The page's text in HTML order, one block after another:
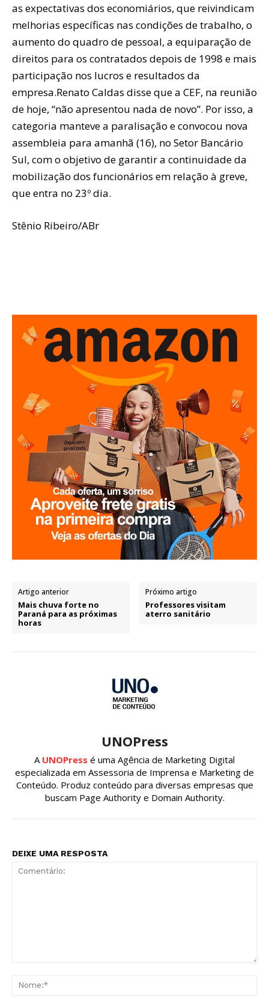
as expectativas dos economiários, que reivindicam
melhorias específicas nas condições de trabalho, o
aumento do quadro de pessoal, a equiparação de
direitos para os contratados depois de 1998 e mais
participação nos lucros e resultados da
empresa.Renato Caldas disse que a CEF, na reunião
de hoje, “não apresentou nada de novo”. Por isso, a
categoria manteve a paralisação e convocou nova
assembleia para amanhã (16), no Setor Bancário
Sul, com o objetivo de garantir a continuidade da
mobilização dos funcionários em relação à greve,
que entra no 23º dia.
Stênio Ribeiro/ABr
Artigo anterior
Mais chuva forte no
Paraná para as próximas
horas
Próximo artigo
Professores visitam
aterro sanitário
UNOPress
A UNOPress é uma Agência de Marketing Digital
especializada em Assessoria de Imprensa e Marketing de
Conteúdo. Produz conteúdo para diversas empresas que
buscam Page Authority e Domain Authority.
DEIXE UMA RESPOSTA